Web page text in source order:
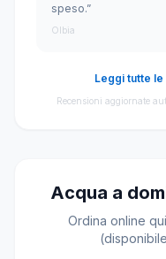
speso.”
Olbia
Leggi tutte le
Recensioni aggiornate
Acqua a
Ordina online